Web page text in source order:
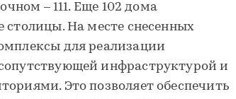
– 111. Еще 102 дома
столицы. На месте снесенных
для реализации
инфраструктурой и
Это позволяет обеспечить